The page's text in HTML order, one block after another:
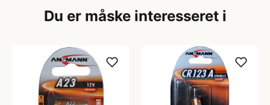
Du er måske interesseret i